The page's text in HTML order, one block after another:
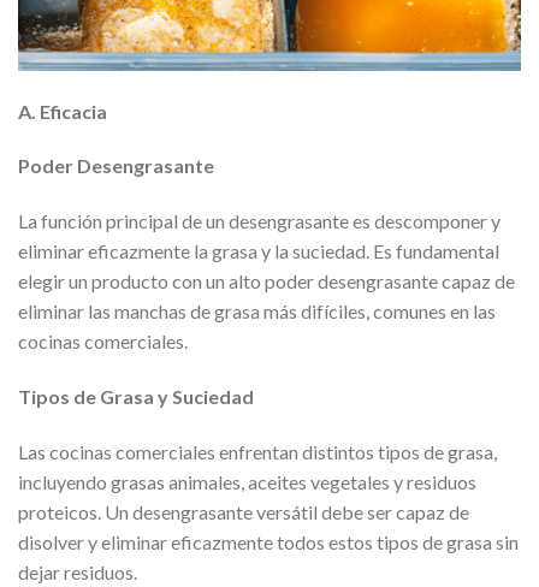
A. Eficacia
Poder Desengrasante
La función principal de un desengrasante es descomponer y
eliminar eficazmente la grasa y la suciedad. Es fundamental
elegir un producto con un alto poder desengrasante capaz de
eliminar las manchas de grasa más difíciles, comunes en las
cocinas comerciales.
Tipos de Grasa y Suciedad
Las cocinas comerciales enfrentan distintos tipos de grasa,
incluyendo grasas animales, aceites vegetales y residuos
proteicos. Un desengrasante versátil debe ser capaz de
disolver y eliminar eficazmente todos estos tipos de grasa sin
dejar residuos.